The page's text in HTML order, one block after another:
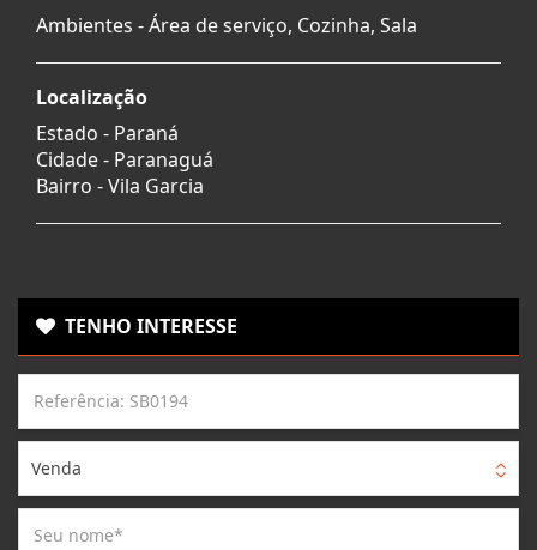
Ambientes - Área de serviço, Cozinha, Sala
Localização
Estado - Paraná
Cidade - Paranaguá
Bairro -Vila Garcia
TENHO INTERESSE
Venda